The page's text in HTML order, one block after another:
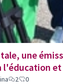
une
l'éducation
2 0